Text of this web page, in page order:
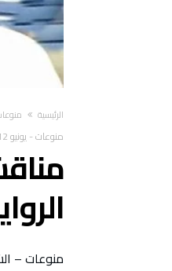
‫الرئيسية‬
منوعات-يونيو 12, 2020
منوعات –